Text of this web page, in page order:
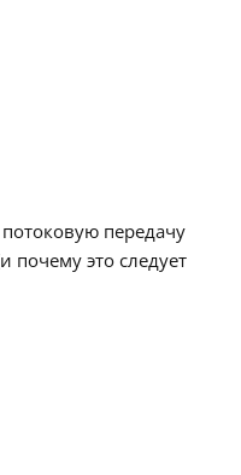
передачу
почему это следует